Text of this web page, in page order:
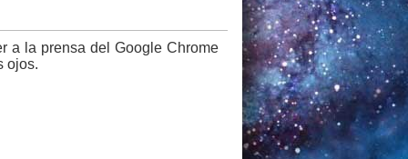
a la prensa del Google Chrome
ojos.